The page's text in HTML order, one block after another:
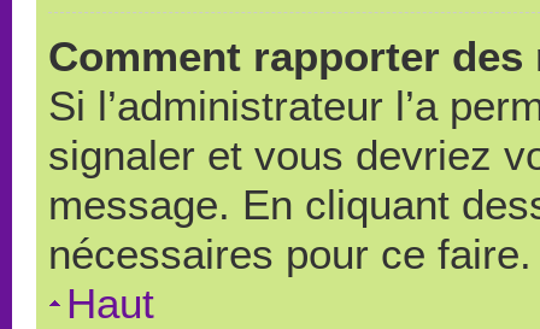
Comment rapporter
Si l’administrateur l’a
signaler et vous devriez
message. En cliquant
nécessaires pour ce faire.
Haut